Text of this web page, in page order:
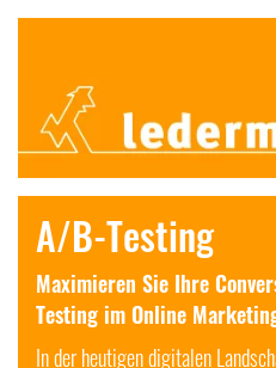
A/B-Testing
Maximieren Sie Ihre
Testing im Online
In der heutigen digitalen